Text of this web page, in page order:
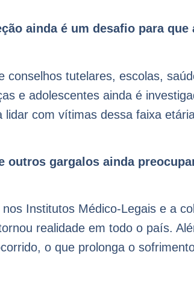
ainda é um desafio para que
conselhos tutelares, escolas,
e adolescentes ainda é
com vítimas dessa faixa
outros gargalos ainda
Institutos Médico-Legais e a
realidade em todo o país.
o que prolonga o